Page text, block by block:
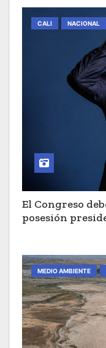
CALI NACIONAL
El Congreso
posesión
MEDIO AMBIENTE